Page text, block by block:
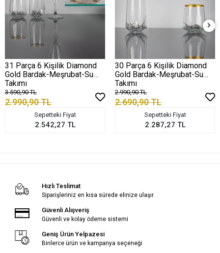
31 Parça 6 Kişilik Diamond
Gold Bardak-Meşrubat-Su
Takımı
3.590,90 TL
2.990,90 TL
Sepetteki Fiyat
2.542,27 TL
30 Parça 6 Kişilik Diamond
Gold Bardak-Meşrubat-Su
Takımı
2.990,90 TL
2.690,90 TL
Sepetteki Fiyat
2.287,27 TL
Hızlı Teslimat
Siparişleriniz en kısa sürede elinize ulaşır.
Güvenli Alışveriş
Güvenli ve kolay ödeme sistemi
Geniş Ürün Yelpazesi
Binlerce ürün ve kampanya seçeneği